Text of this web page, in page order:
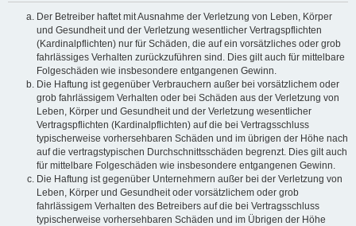
Der Betreiber haftet mit Ausnahme der Verletzung von Leben, Körper
und Gesundheit und der Verletzung wesentlicher Vertragspflichten
(Kardinalpflichten) nur für Schäden, die auf ein vorsätzliches oder grob
fahrlässiges Verhalten zurückzuführen sind. Dies gilt auch für mittelbare
Folgeschäden wie insbesondere entgangenen Gewinn.
Die Haftung ist gegenüber Verbrauchern außer bei vorsätzlichem oder
grob fahrlässigem Verhalten oder bei Schäden aus der Verletzung von
Leben, Körper und Gesundheit und der Verletzung wesentlicher
Vertragspflichten (Kardinalpflichten) auf die bei Vertragsschluss
typischerweise vorhersehbaren Schäden und im übrigen der Höhe nach
auf die vertragstypischen Durchschnittsschäden begrenzt. Dies gilt auch
für mittelbare Folgeschäden wie insbesondere entgangenen Gewinn.
Die Haftung ist gegenüber Unternehmern außer bei der Verletzung von
Leben, Körper und Gesundheit oder vorsätzlichem oder grob
fahrlässigem Verhalten des Betreibers auf die bei Vertragsschluss
typischerweise vorhersehbaren Schäden und im Übrigen der Höhe